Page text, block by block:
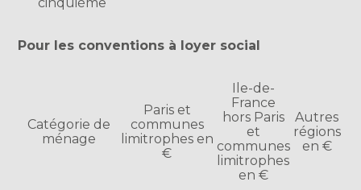
Pour les conventions à loyer social
Catégorie de
ménage
Paris et
communes
limitrophes en
€
Ile-de-
France
hors Paris
et
communes
limitrophes
en €
Autres
régions
en €